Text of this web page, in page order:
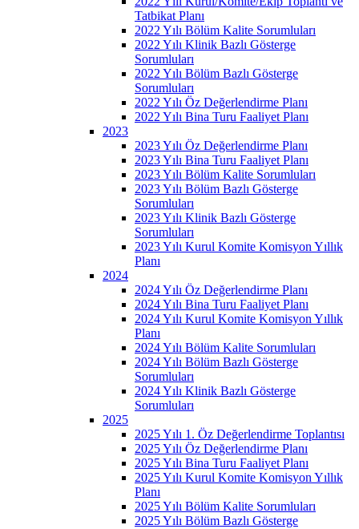
Tatbikat Planı
2022 Yılı Bölüm Kalite Sorumluları
2022 Yılı Klinik Bazlı Gösterge
Sorumluları
2022 Yılı Bölüm Bazlı Gösterge
Sorumluları
2022 Yılı Öz Değerlendirme Planı
2022 Yılı Bina Turu Faaliyet Planı
2023
2023 Yılı Öz Değerlendirme Planı
2023 Yılı Bina Turu Faaliyet Planı
2023 Yılı Bölüm Kalite Sorumluları
2023 Yılı Bölüm Bazlı Gösterge
Sorumluları
2023 Yılı Klinik Bazlı Gösterge
Sorumluları
2023 Yılı Kurul Komite Komisyon Yıllık
Planı
2024
2024 Yılı Öz Değerlendirme Planı
2024 Yılı Bina Turu Faaliyet Planı
2024 Yılı Kurul Komite Komisyon Yıllık
Planı
2024 Yılı Bölüm Kalite Sorumluları
2024 Yılı Bölüm Bazlı Gösterge
Sorumluları
2024 Yılı Klinik Bazlı Gösterge
Sorumluları
2025
2025 Yılı 1. Öz Değerlendirme Toplantısı
2025 Yılı Öz Değerlendirme Planı
2025 Yılı Bina Turu Faaliyet Planı
2025 Yılı Kurul Komite Komisyon Yıllık
Planı
2025 Yılı Bölüm Kalite Sorumluları
2025 Yılı Bölüm Bazlı Gösterge